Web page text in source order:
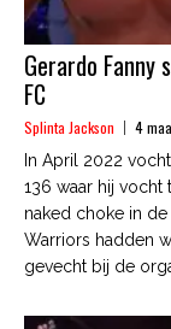
Gerardo Fanny
FC
Splinta Jackson 4
In April 2022
136 waar hij vocht
naked choke in
Warriors hadden
gevecht bij de